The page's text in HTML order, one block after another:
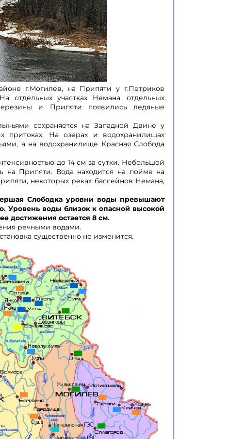
г.Могилев, на Припяти у г.Петриков
отдельных участках Немана, отдельных
и Припяти появились ледяные
сохраняется на Западной Двине у
притоках. На озерах и водохранилищах
а на водохранилище Красная Слобода
до 14 см за сутки. Небольшой
на Припяти. Вода находится на пойме на
некоторых реках бассейнов Немана,
Слободка уровни воды превышают
Уровень воды близок к опасной высокой
достижения остается 8 см.
речными водами.
существенно не изменится.